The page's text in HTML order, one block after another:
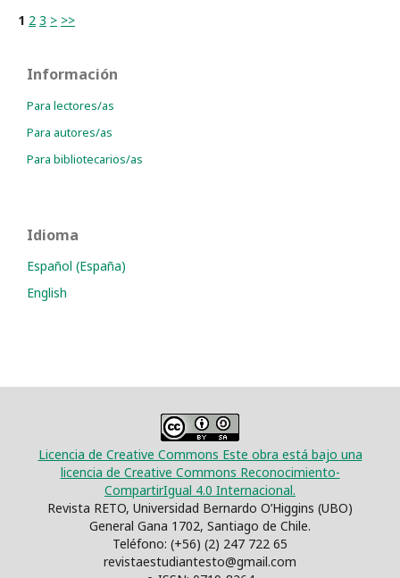
1 2 3 > >>
Información
Para lectores/as
Para autores/as
Para bibliotecarios/as
Idioma
Español (España)
English
Licencia de Creative Commons Este obra está bajo una
licencia de Creative Commons Reconocimiento-
CompartirIgual 4.0 Internacional.
Revista RETO, Universidad Bernardo O’Higgins (UBO)
General Gana 1702, Santiago de Chile.
Teléfono: (+56) (2) 247 722 65
revistaestudiantesto@gmail.com